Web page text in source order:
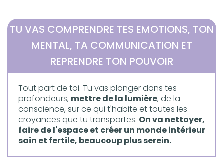
TU VAS COMPRENDRE TES EMOTIONS, TON
MENTAL, TA COMMUNICATION ET
REPRENDRE TON POUVOIR
Tout part de toi. Tu vas plonger dans tes
profondeurs, mettre de la lumière, de la
conscience, sur ce qui t'habite et toutes les
croyances que tu transportes. On va nettoyer,
faire de l'espace et créer un monde intérieur
sain et fertile, beaucoup plus serein.